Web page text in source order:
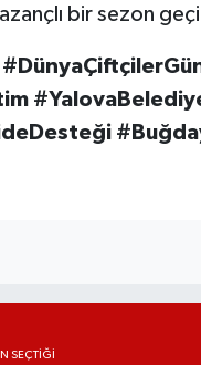
bir sezon
SEÇTIĞI